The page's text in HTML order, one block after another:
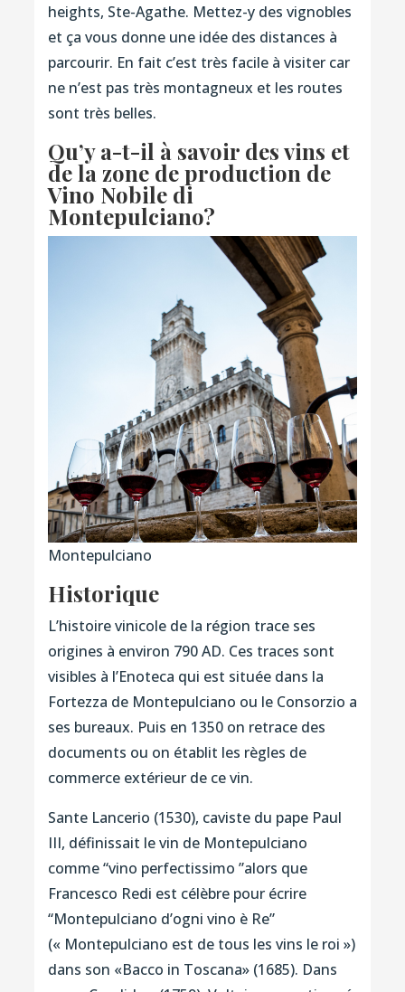
heights, Ste-Agathe. Mettez-y des vignobles
et ça vous donne une idée des distances à
parcourir. En fait c’est très facile à visiter car
ne n’est pas très montagneux et les routes
sont très belles.
Qu’y a-t-il à savoir des vins et
de la zone de production de
Vino Nobile di
Montepulciano?
Montepulciano
Historique
L’histoire vinicole de la région trace ses
origines à environ 790 AD. Ces traces sont
visibles à l’Enoteca qui est située dans la
Fortezza de Montepulciano ou le Consorzio a
ses bureaux. Puis en 1350 on retrace des
documents ou on établit les règles de
commerce extérieur de ce vin.
Sante Lancerio (1530), caviste du pape Paul
III, définissait le vin de Montepulciano
comme “vino perfectissimo ”alors que
Francesco Redi est célèbre pour écrire
“Montepulciano d’ogni vino è Re”
(« Montepulciano est de tous les vins le roi »)
dans son «Bacco in Toscana» (1685). Dans